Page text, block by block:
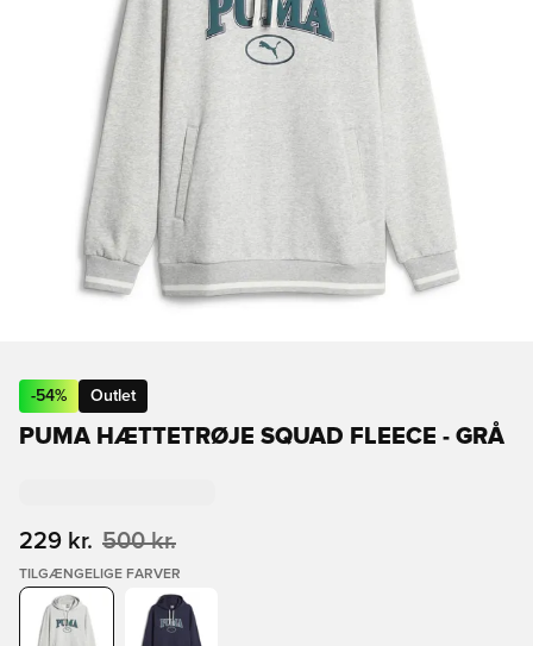
-54% Outlet
PUMA HÆTTETRØJE SQUAD FLEECE - GRÅ
229 kr. 500 kr.
TILGÆNGELIGE FARVER